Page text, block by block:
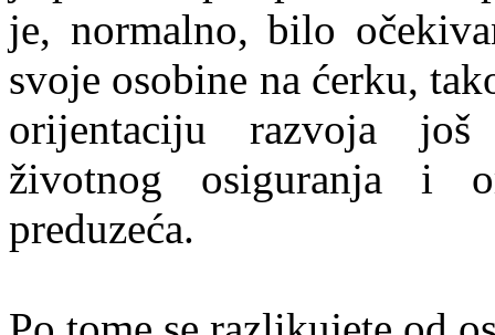
je, normalno, bilo
svoje osobine na ćerku,
orijentaciju razvoja još
životnog osiguranja i
preduzeća.